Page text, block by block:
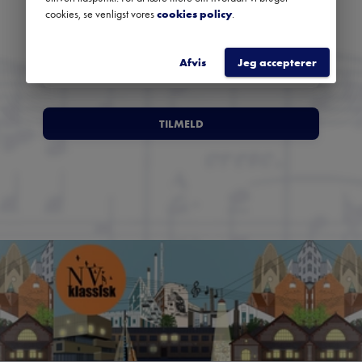
anbefalinger fra hele landet.
TILMELD
cookies, se venligst vorescookies policy.
Afvis Jeg accepterer